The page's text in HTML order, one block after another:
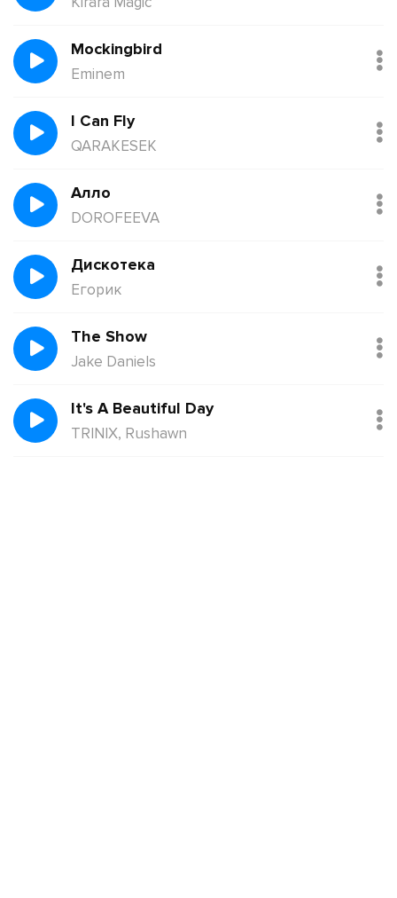
Mockingbird
Eminem
I Can Fly
QARAKESEK
Алло
DOROFEEVA
Дискотека
Егорик
The Show
Jake Daniels
It's A Beautiful Day
TRINIX, Rushawn